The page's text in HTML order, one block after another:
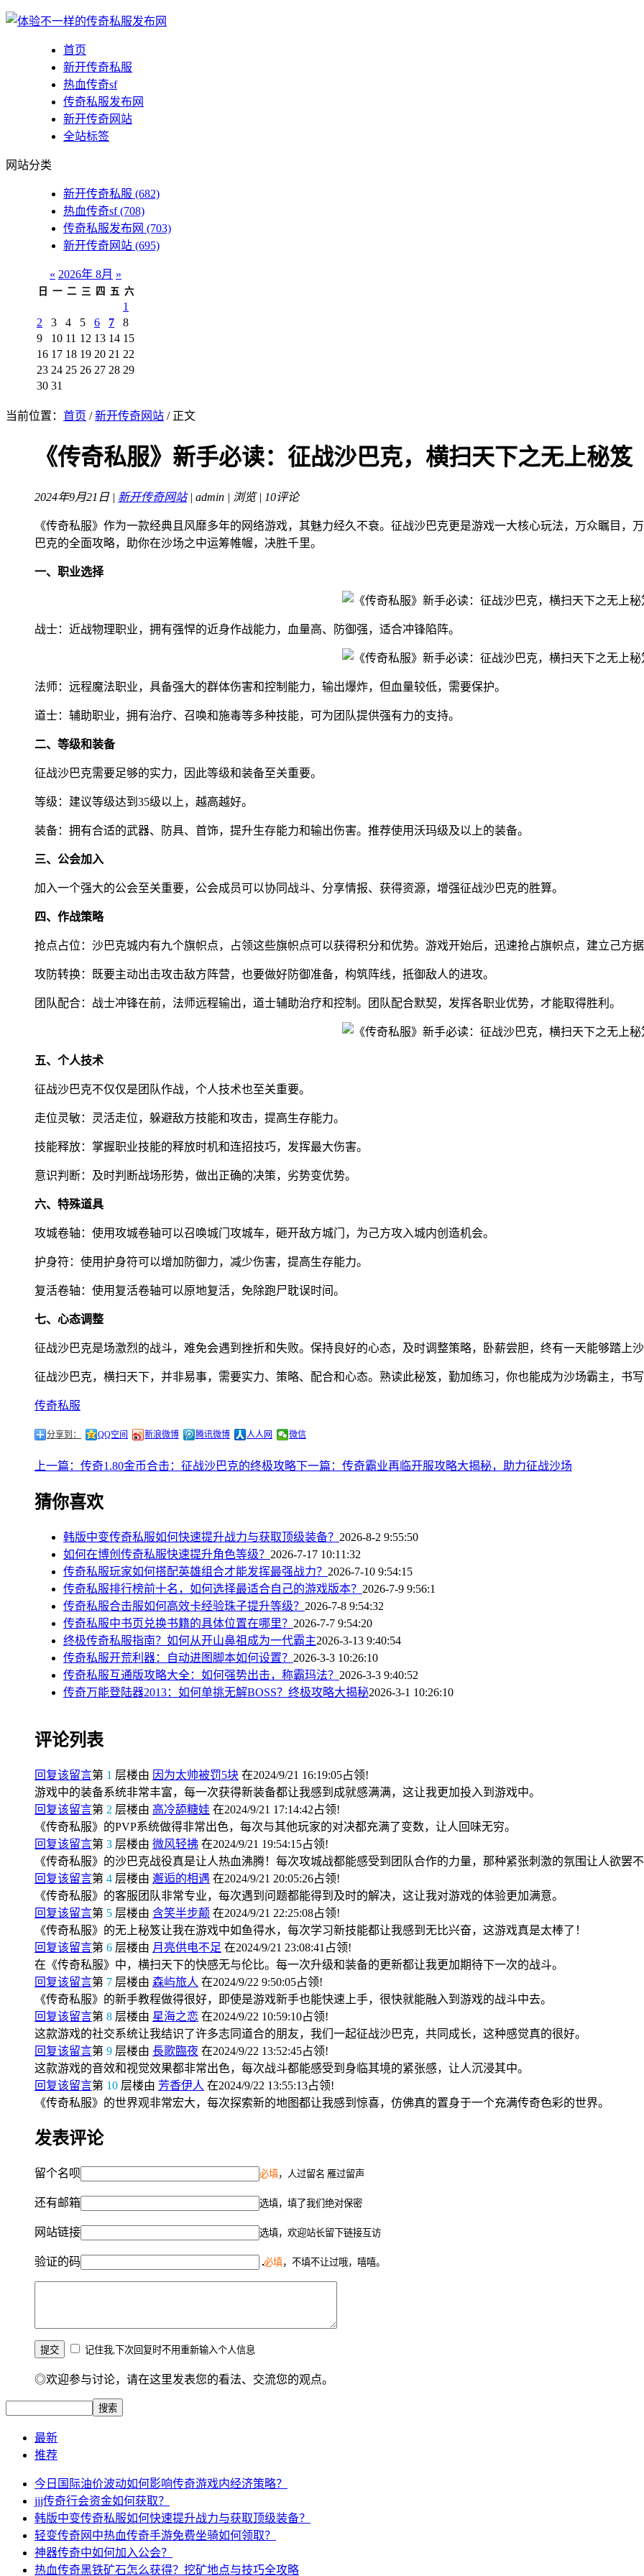
首页
新开传奇私服
热血传奇sf
传奇私服发布网
新开传奇网站
全站标签
网站分类
新开传奇私服 (682)
热血传奇sf(708)
传奇私服发布网 (703)
新开传奇网站 (695)
« 2026年 8月 »
日 一 二 三 四 五 六
1
2
3 4 5 6 7
8
9
10 11 12 13 14 15
16 17 18 19 20 21 22
23 24 25 26 27 28 29
30 31
当前位置： 首页 /新开传奇网站 / 正文
《传奇私服》新手必读：征战沙巴克，横扫天下之无上秘笈
2024年9月21日 | 新开传奇网站| admin | 浏览 | 10评论
《传奇私服》作为一款经典且风靡多年的网络游戏，其魅力经久不衰。征战沙巴克更是游戏一大核心玩法，万众瞩目
巴克的全面攻略，助你在沙场之中运筹帷幄，决胜千里。
一、职业选择
战士：近战物理职业，拥有强悍的近身作战能力，血量高、防御强，适合冲锋陷阵。
法师：远程魔法职业，具备强大的群体伤害和控制能力，输出爆炸，但血量较低，需要保护。
道士：辅助职业，拥有治疗、召唤和施毒等多种技能，可为团队提供强有力的支持。
二、等级和装备
征战沙巴克需要足够的实力，因此等级和装备至关重要。
等级：建议等级达到35级以上，越高越好。
装备：拥有合适的武器、防具、首饰，提升生存能力和输出伤害。推荐使用沃玛级及以上的装备。
三、公会加入
加入一个强大的公会至关重要，公会成员可以协同战斗、分享情报、获得资源，增强征战沙巴克的胜算。
四、作战策略
抢点占位：沙巴克城内有九个旗帜点，占领这些旗帜点可以获得积分和优势。游戏开始后，迅速抢占旗帜点，建立己方
攻防转换：既要主动出击攻击敌方阵营，也要做好防御准备，构筑阵线，抵御敌人的进攻。
团队配合：战士冲锋在前，法师远程输出，道士辅助治疗和控制。团队配合默契，发挥各职业优势，才能取得胜利。
五、个人技术
征战沙巴克不仅仅是团队作战，个人技术也至关重要。
走位灵敏：灵活走位，躲避敌方技能和攻击，提高生存能力。
技能释放：掌握职业技能的释放时机和连招技巧，发挥最大伤害。
意识判断：及时判断战场形势，做出正确的决策，劣势变优势。
六、特殊道具
攻城卷轴：使用攻城卷轴可以召唤城门攻城车，砸开敌方城门，为己方攻入城内创造机会。
护身符：使用护身符可以增加防御力，减少伤害，提高生存能力。
复活卷轴：使用复活卷轴可以原地复活，免除跑尸耽误时间。
七、心态调整
征战沙巴克是场激烈的战斗，难免会遇到挫折和失败。保持良好的心态，及时调整策略，卧薪尝胆，终有一天能够踏上
征战沙巴克，横扫天下，并非易事，需要实力、策略、配合和心态。熟读此秘笈，勤加练习，你也能成为沙场霸主，书
传奇私服
分享到： QQ空间 新浪微博 腾讯微博 人人网 微信
上一篇：传奇1.80金币合击：征战沙巴克的终极攻略下一篇：传奇霸业再临开服攻略大揭秘，助力征战沙场
猜你喜欢
韩版中变传奇私服如何快速提升战力与获取顶级装备？ 2026-8-2 9:55:50
如何在博创传奇私服快速提升角色等级？ 2026-7-17 10:11:32
传奇私服玩家如何搭配英雄组合才能发挥最强战力？ 2026-7-10 9:54:15
传奇私服排行榜前十名，如何选择最适合自己的游戏版本？ 2026-7-9 9:56:1
传奇私服合击服如何高效卡经验珠子提升等级？ 2026-7-8 9:54:32
传奇私服中书页兑换书籍的具体位置在哪里？ 2026-7-7 9:54:20
终极传奇私服指南？如何从开山鼻祖成为一代霸主2026-3-13 9:40:54
传奇私服开荒利器：自动进图脚本如何设置？ 2026-3-3 10:26:10
传奇私服互通版攻略大全：如何强势出击，称霸玛法？ 2026-3-3 9:40:52
传奇万能登陆器2013：如何单挑无解BOSS？终极攻略大揭秘2026-3-1 10:26:10
评论列表
回复该留言第 1 层楼由 因为太帅被罚5块 在2024/9/21 16:19:05占领!
游戏中的装备系统非常丰富，每一次获得新装备都让我感到成就感满满，这让我更加投入到游戏中。
回复该留言第 2 层楼由 高冷舔糖娃 在2024/9/21 17:14:42占领!
《传奇私服》的PVP系统做得非常出色，每次与其他玩家的对决都充满了变数，让人回味无穷。
回复该留言第 3 层楼由 微风轻拂 在2024/9/21 19:54:15占领!
《传奇私服》的沙巴克战役真是让人热血沸腾！每次攻城战都能感受到团队合作的力量，那种紧张刺激的氛围让人欲罢
回复该留言第 4 层楼由 邂逅的相遇 在2024/9/21 20:05:26占领!
《传奇私服》的客服团队非常专业，每次遇到问题都能得到及时的解决，这让我对游戏的体验更加满意。
回复该留言第 5 层楼由 含笑半步颠 在2024/9/21 22:25:08占领!
《传奇私服》的无上秘笈让我在游戏中如鱼得水，每次学习新技能都让我感到无比兴奋，这游戏真是太棒了！
回复该留言第 6 层楼由 月亮供电不足 在2024/9/21 23:08:41占领!
在《传奇私服》中，横扫天下的快感无与伦比。每一次升级和装备的更新都让我更加期待下一次的战斗。
回复该留言第 7 层楼由 森屿旅人 在2024/9/22 9:50:05占领!
《传奇私服》的新手教程做得很好，即使是游戏新手也能快速上手，很快就能融入到游戏的战斗中去。
回复该留言第 8 层楼由 星海之恋 在2024/9/22 10:59:10占领!
这款游戏的社交系统让我结识了许多志同道合的朋友，我们一起征战沙巴克，共同成长，这种感觉真的很好。
回复该留言第 9 层楼由 長歌臨夜 在2024/9/22 13:52:45占领!
这款游戏的音效和视觉效果都非常出色，每次战斗都能感受到身临其境的紧张感，让人沉浸其中。
回复该留言第 10 层楼由 芳香伊人 在2024/9/22 13:55:13占领!
《传奇私服》的世界观非常宏大，每次探索新的地图都让我感到惊喜，仿佛真的置身于一个充满传奇色彩的世界。
发表评论
留个名呗 必填，人过留名 雁过留声
还有邮箱 选填，填了我们绝对保密
网站链接 选填，欢迎站长留下链接互访
验证的码 必填，不填不让过哦，嘻嘻。
记住我,下次回复时不用重新输入个人信息
◎欢迎参与讨论，请在这里发表您的看法、交流您的观点。
最新
推荐
今日国际油价波动如何影响传奇游戏内经济策略？
jjj传奇行会资金如何获取？
韩版中变传奇私服如何快速提升战力与获取顶级装备？
轻变传奇网中热血传奇手游免费坐骑如何领取？
神器传奇中如何加入公会？
热血传奇黑铁矿石怎么获得？挖矿地点与技巧全攻略